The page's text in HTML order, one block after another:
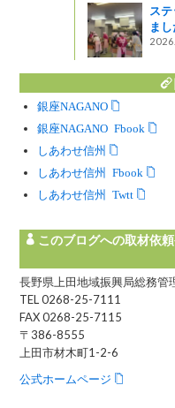
に
ーを
銀座NAGANO
銀座NAGANO Facebook
しあわせ信州
しあわせ信州 Facebook
しあわせ信州 Twitter
このブログへの取材依
長野県上田地域振興局総務管
TEL 0268-25-7111
FAX 0268-25-7115
〒386-8555
上田市材木町1-2-6
公式ホームページ